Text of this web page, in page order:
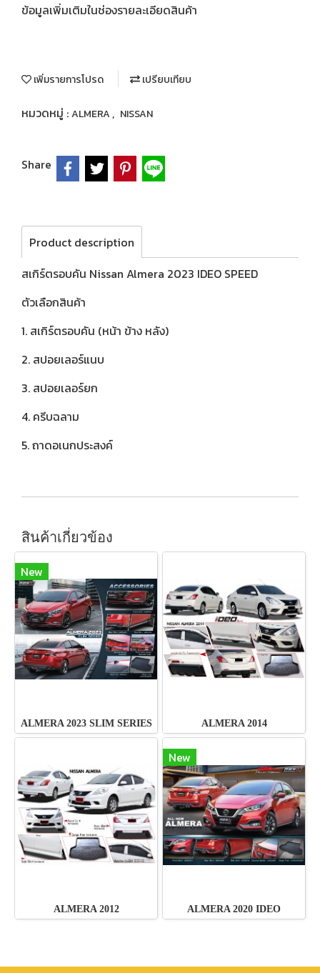
ข้อมูลเพิ่มเติมในช่องรายละเอียดสินค้า
เพิ่มรายการโปรด เปรียบเทียบ
หมวดหมู่ :ALMERA , NISSAN
Share
Product description
สเกิร์ตรอบคัน Nissan Almera 2023 IDEO SPEED
ตัวเลือกสินค้า
1. สเกิร์ตรอบคัน (หน้า ข้าง หลัง)
2. สปอยเลอร์แนบ
3. สปอยเลอร์ยก
4. ครีบฉลาม
5. ถาดอเนกประสงค์
สินค้าเกี่ยวข้อง
New
ALMERA 2023 SLIM SERIES ALMERA 2014
ALMERA 2012
New
ALMERA 2020 IDEO